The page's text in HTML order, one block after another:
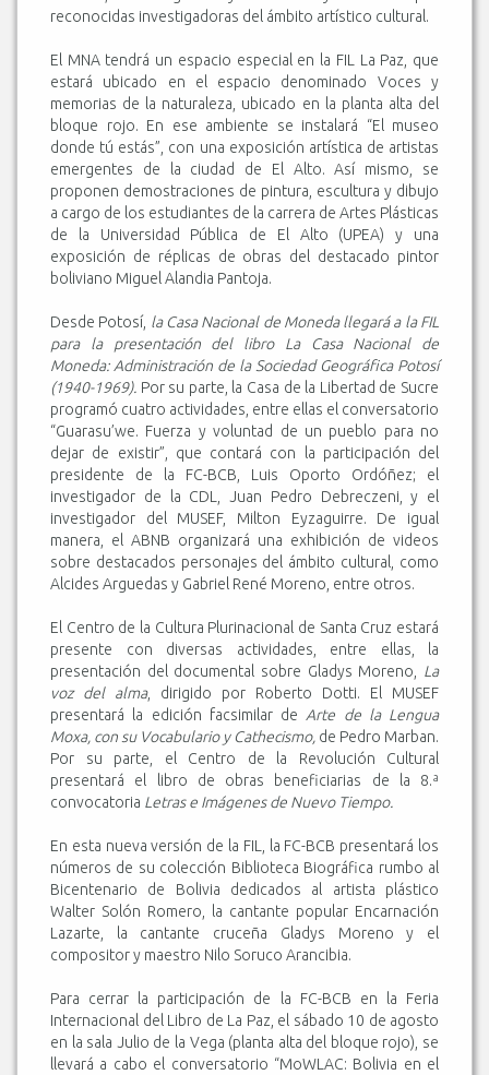
reconocidas investigadoras del ámbito artístico cultural.
El MNA tendrá un espacio especial en la FIL La Paz, que
estará ubicado en el espacio denominado Voces y
memorias de la naturaleza, ubicado en la planta alta del
bloque rojo. En ese ambiente se instalará “El museo
donde tú estás”, con una exposición artística de artistas
emergentes de la ciudad de El Alto. Así mismo, se
proponen demostraciones de pintura, escultura y dibujo
a cargo de los estudiantes de la carrera de Artes Plásticas
de la Universidad Pública de El Alto (UPEA) y una
exposición de réplicas de obras del destacado pintor
boliviano Miguel Alandia Pantoja.
Desde Potosí, la Casa Nacional de Moneda llegará a la FIL
para la presentación del libro La Casa Nacional de
Moneda: Administración de la Sociedad Geográfica Potosí
(1940-1969). Por su parte, la Casa de la Libertad de Sucre
programó cuatro actividades, entre ellas el conversatorio
“Guarasu’we. Fuerza y voluntad de un pueblo para no
dejar de existir”, que contará con la participación del
presidente de la FC-BCB, Luis Oporto Ordóñez; el
investigador de la CDL, Juan Pedro Debreczeni, y el
investigador del MUSEF, Milton Eyzaguirre. De igual
manera, el ABNB organizará una exhibición de videos
sobre destacados personajes del ámbito cultural, como
Alcides Arguedas y Gabriel René Moreno, entre otros.
El Centro de la Cultura Plurinacional de Santa Cruz estará
presente con diversas actividades, entre ellas, la
presentación del documental sobre Gladys Moreno, La
voz del alma, dirigido por Roberto Dotti. El MUSEF
presentará la edición facsimilar deArte de la Lengua
Moxa, con su Vocabulario y Cathecismo, de Pedro Marban.
Por su parte, el Centro de la Revolución Cultural
presentará el libro de obras beneficiarias de la 8.ª
convocatoria Letras e Imágenes de Nuevo Tiempo.
En esta nueva versión de la FIL, la FC-BCB presentará los
números de su colección Biblioteca Biográfica rumbo al
Bicentenario de Bolivia dedicados al artista plástico
Walter Solón Romero, la cantante popular Encarnación
Lazarte, la cantante cruceña Gladys Moreno y el
compositor y maestro Nilo Soruco Arancibia.
Para cerrar la participación de la FC-BCB en la Feria
Internacional del Libro de La Paz, el sábado 10 de agosto
en la sala Julio de la Vega (planta alta del bloque rojo), se
llevará a cabo el conversatorio “MoWLAC: Bolivia en el